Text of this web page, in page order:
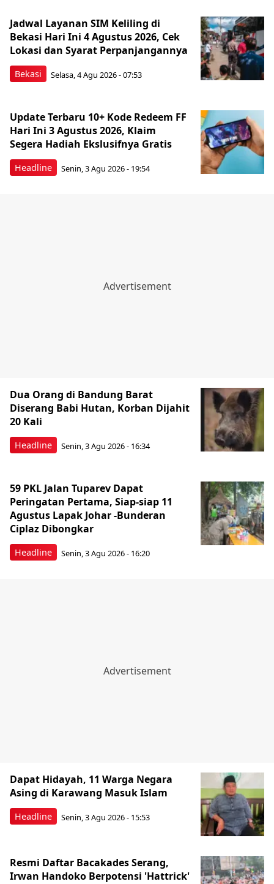
Bekasi
Jadwal Layanan SIM Keliling di
Bekasi Hari Ini 4 Agustus 2026, Cek
Lokasi dan Syarat Perpanjangannya
Selasa, 4 Agu 2026 - 07:53
Headline
Update Terbaru 10+ Kode Redeem FF
Hari Ini 3 Agustus 2026, Klaim
Segera Hadiah Ekslusifnya Gratis
Senin, 3 Agu 2026 - 19:54
Headline
Dua Orang di Bandung Barat
Diserang Babi Hutan, Korban Dijahit
20 Kali
Senin, 3 Agu 2026 - 16:34
Headline
59 PKL Jalan Tuparev Dapat
Peringatan Pertama, Siap-siap 11
Agustus Lapak Johar -Bunderan
Ciplaz Dibongkar
Senin, 3 Agu 2026 - 16:20
Headline
Dapat Hidayah, 11 Warga Negara
Asing di Karawang Masuk Islam
Senin, 3 Agu 2026 - 15:53
Resmi Daftar Bacakades Serang,
Irwan Handoko Berpotensi 'Hattrick'